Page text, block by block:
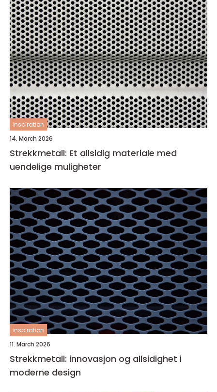
inspiration
14. March 2026
Strekkmetall: Et allsidig materiale med
uendelige muligheter
inspiration
11. March 2026
Strekkmetall: innovasjon og allsidighet i
moderne design